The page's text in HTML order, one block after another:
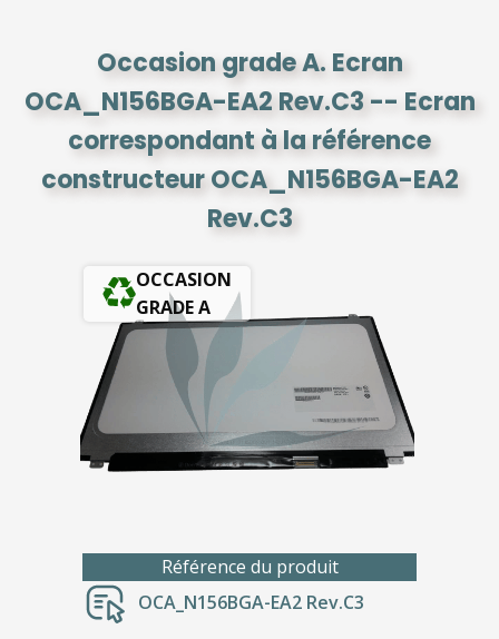
Occasion grade A. Ecran
OCA_N156BGA-EA2 Rev.C3 -- Ecran
correspondant à la référence
constructeur OCA_N156BGA-EA2
Rev.C3
OCCASION
GRADE A
Référence du produit
OCA_N156BGA-EA2 Rev.C3